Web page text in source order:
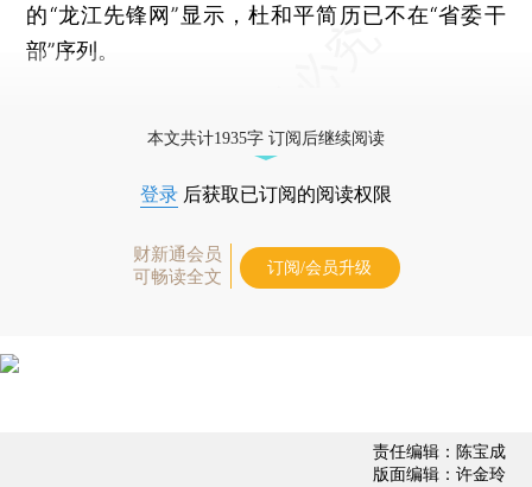
的“龙江先锋网”显示，杜和平简历已不在“省委干
部”序列。
本文共计1935字 订阅后继续阅读
登录 后获取已订阅的阅读权限
财新通会员
可畅读全文
订阅/会员升级
责任编辑：陈宝成
版面编辑：许金玲